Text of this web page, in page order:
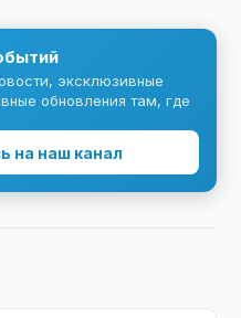
эксклюзивные
обновления там, где
на наш канал